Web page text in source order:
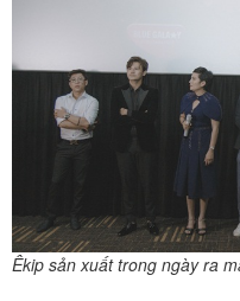
Êkip sản xuất trong ngày ra